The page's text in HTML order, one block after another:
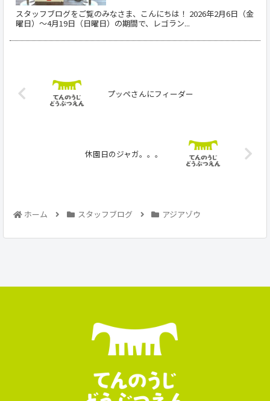
スタッフブログをご覧のみなさま、こんにちは！ 2026年2月6日（金
曜日）〜4月19日（日曜日）の期間で、レゴラン...
プッペさんにフィーダー
休園日のジャガ。。。
ホーム スタッフブログ アジアゾウ